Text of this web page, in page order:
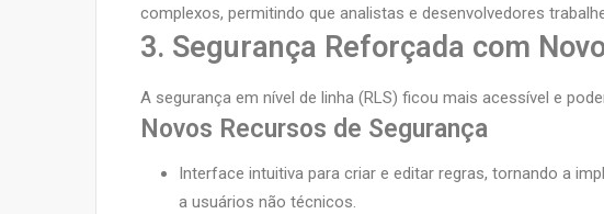
complexos, permitindo que analistas e desenvolvedores
3. Segurança Reforçada com
A segurança em nível de linha (RLS) ficou mais acessível e
Novos Recursos de Segurança
Interface intuitiva para criar e editar regras, tornando a
a usuários não técnicos.